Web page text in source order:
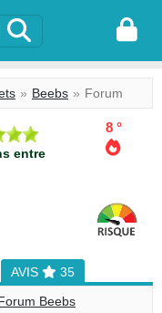
Beebs Forum
8 °
entre
AVIS
35
Beebs